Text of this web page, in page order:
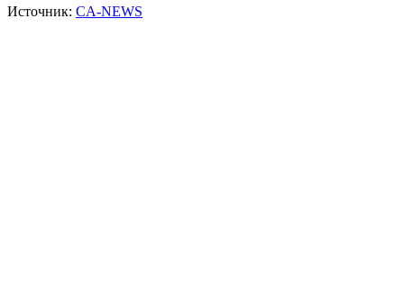
Источник: CA-NEWS